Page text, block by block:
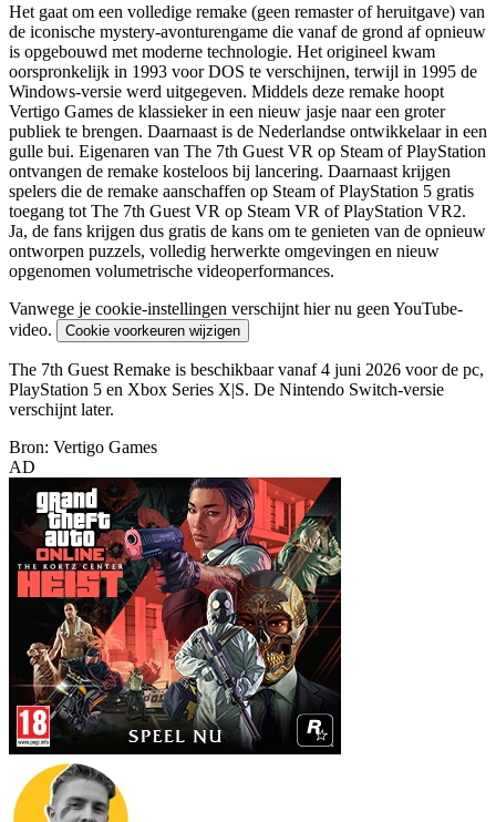
Het gaat om een volledige remake (geen remaster of heruitgave) van
de iconische mystery-avonturengame die vanaf de grond af opnieuw
is opgebouwd met moderne technologie. Het origineel kwam
oorspronkelijk in 1993 voor DOS te verschijnen, terwijl in 1995 de
Windows-versie werd uitgegeven. Middels deze remake hoopt
Vertigo Games de klassieker in een nieuw jasje naar een groter
publiek te brengen. Daarnaast is de Nederlandse ontwikkelaar in een
gulle bui. Eigenaren van The 7th Guest VR op Steam of PlayStation
ontvangen de remake kosteloos bij lancering. Daarnaast krijgen
spelers die de remake aanschaffen op Steam of PlayStation 5 gratis
toegang tot The 7th Guest VR op Steam VR of PlayStation VR2.
Ja, de fans krijgen dus gratis de kans om te genieten van de opnieuw
ontworpen puzzels, volledig herwerkte omgevingen en nieuw
opgenomen volumetrische videoperformances.
Vanwege je cookie-instellingen verschijnt hier nu geen YouTube-
video.
Cookie voorkeuren wijzigen
The 7th Guest Remake is beschikbaar vanaf 4 juni 2026 voor de pc,
PlayStation 5 en Xbox Series X|S. De Nintendo Switch-versie
verschijnt later.
Bron: Vertigo Games
AD